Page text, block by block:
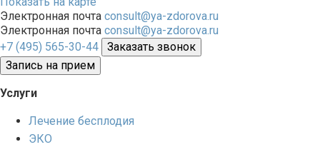
Электронная почта consult@ya-zdorova.ru
Электронная почта consult@ya-zdorova.ru
+7 (495) 565-30-44
Заказать звонок
Запись на прием
Услуги
Лечение бесплодия
ЭКО